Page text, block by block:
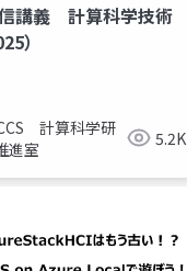
nvidia startup
講義 計算科学技術
）
計算科学研
進室
5.2K